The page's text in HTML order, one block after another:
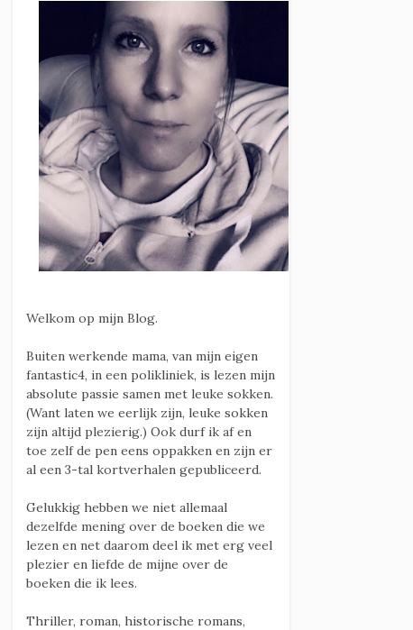
Welkom op mijn Blog.
Buiten werkende mama, van mijn eigen
fantastic4, in een polikliniek, is lezen mijn
absolute passie samen met leuke sokken.
(Want laten we eerlijk zijn, leuke sokken
zijn altijd plezierig.) Ook durf ik af en
toe zelf de pen eens oppakken en zijn er
al een 3-tal kortverhalen gepubliceerd.
Gelukkig hebben we niet allemaal
dezelfde mening over de boeken die we
lezen en net daarom deel ik met erg veel
plezier en liefde de mijne over de
boeken die ik lees.
Thriller, roman, historische romans,